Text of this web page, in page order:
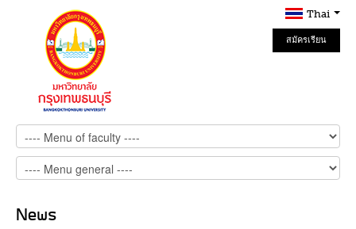
Thai
สมัครเรียน
Online
News